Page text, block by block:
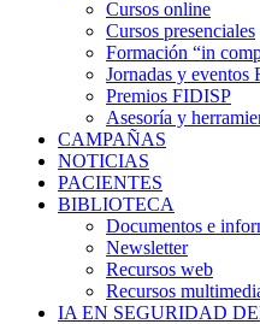
Cursos online
Cursos presenciales
Formación “in
Jornadas y eventos
Premios FIDISP
Asesoría y
CAMPAÑAS
NOTICIAS
PACIENTES
BIBLIOTECA
Documentos e
Newsletter
Recursos web
Recursos
IA EN SEGURIDAD